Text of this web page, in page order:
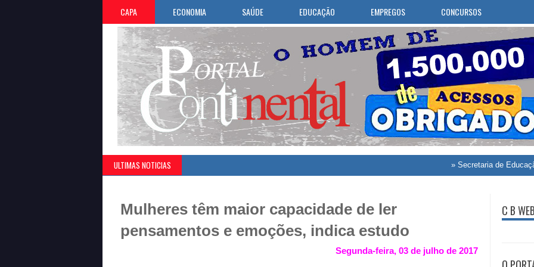
CAPA ECONOMIA SAÚDE EDUCAÇÃO EMPREGOS CONCURSOS
ULTIMAS NOTICIAS Secretaria de Educação de
Mulheres têm maior capacidade de ler
pensamentos e emoções, indica estudo
Segunda-feira, 03 de julho de 2017
C B